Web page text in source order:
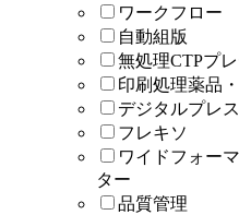
ワークフロー
自動組版
無処理CTPプレ
印刷処理薬品
デジタルプレス
フレキソ
ワイドフォー
ター
品質管理